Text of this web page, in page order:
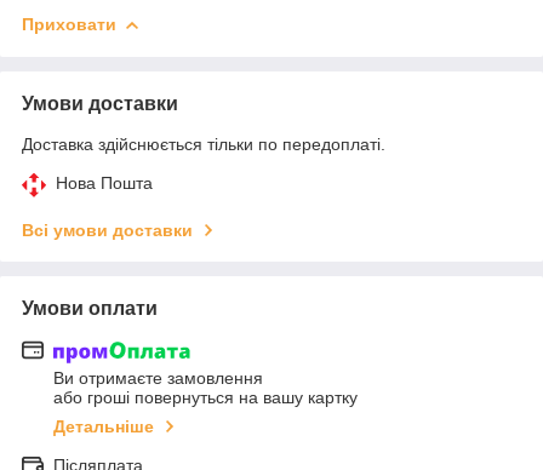
Приховати
Умови доставки
Доставка здійснюється тільки по передоплаті.
Нова Пошта
Всі умови доставки
Умови оплати
Ви отримаєте замовлення
або гроші повернуться на вашу картку
Детальніше
Післяплата